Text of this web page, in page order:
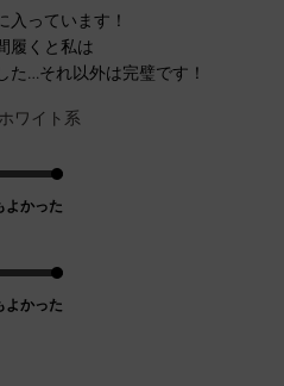
入っています！
履くと私は
た…それ以外は完璧です！
ホワイト系
よかった
よかった